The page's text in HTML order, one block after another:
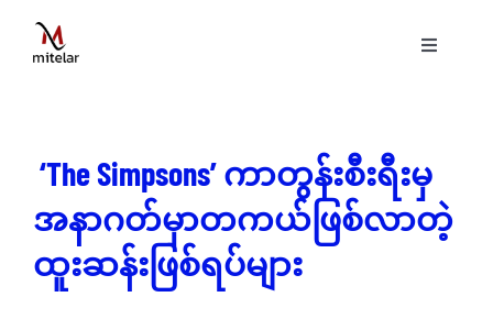
content
Toggle
နည်းပညာ
ဝန်ဆောင်မှုများ
‘The Simpsons’ ကာတွန်းစီးရီးမှ
အနာဂတ်မှာတကယ်ဖြစ်လာတဲ့
ထူးဆန်းဖြစ်ရပ်များ